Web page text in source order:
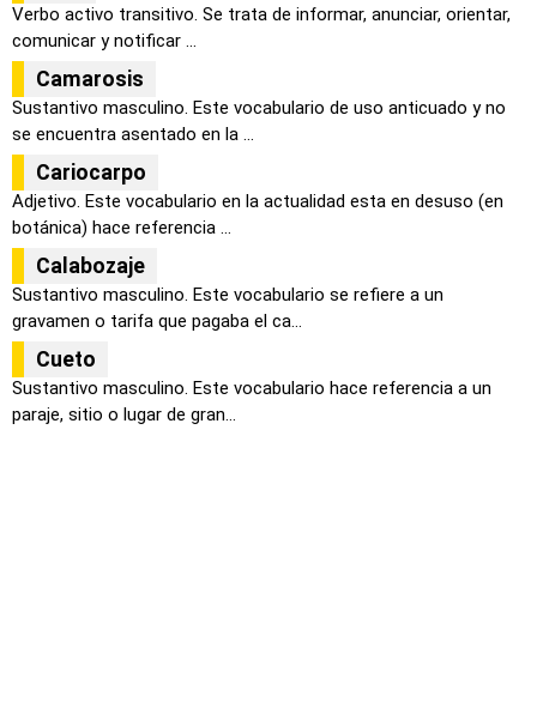
Verbo activo transitivo. Se trata de informar, anunciar, orientar,
comunicar y notificar ...
Camarosis
Sustantivo masculino. Este vocabulario de uso anticuado y no
se encuentra asentado en la ...
Cariocarpo
Adjetivo. Este vocabulario en la actualidad esta en desuso (en
botánica) hace referencia ...
Calabozaje
Sustantivo masculino. Este vocabulario se refiere a un
gravamen o tarifa que pagaba el ca...
Cueto
Sustantivo masculino. Este vocabulario hace referencia a un
paraje, sitio o lugar de gran...